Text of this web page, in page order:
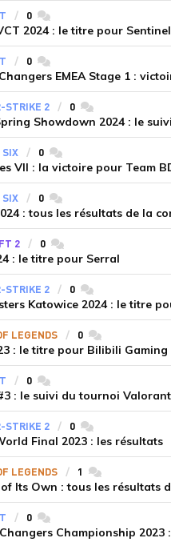
0 commentaires
2024 : le titre pour
0 commentaires
EMEA Stage 1 :
STRIKE 2 0 commentaires
Showdown 2024 : le suivi
SIX 0 commentaires
VII : la victoire pour Team
SIX 0 commentaires
: tous les résultats de la
2 0 commentaires
: le titre pour Serral
STRIKE 2 0 commentaires
Katowice 2024 : le titre
LEGENDS 0 commentaires
: le titre pour Bilibili Gaming
0 commentaires
: le suivi du tournoi Valorant
STRIKE 2 0 commentaires
Final 2023 : les résultats
LEGENDS 1 commentaires
Its Own : tous les résultats
0 commentaires
Championship